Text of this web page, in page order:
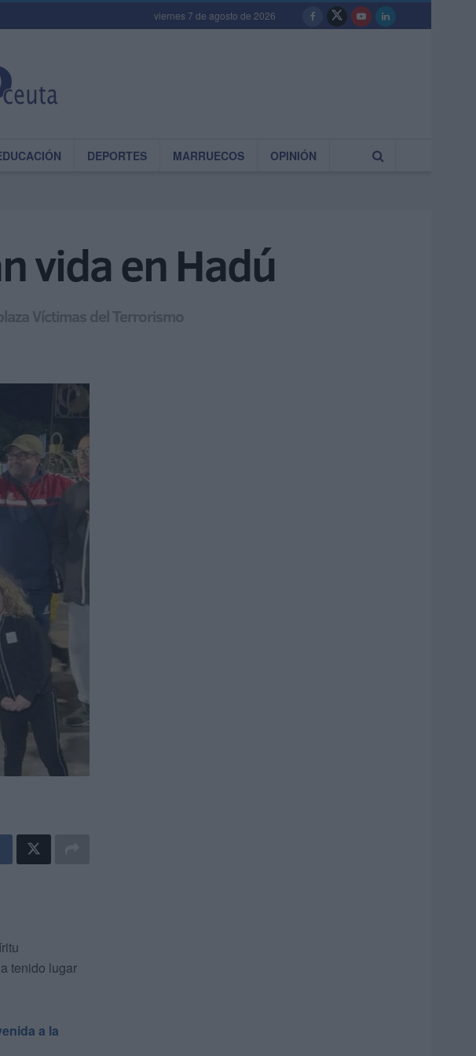
viernes 7 de agosto de 2026
DEPORTES MARRUECOS OPINIÓN
vida en Hadú
Víctimas del Terrorismo
tenido lugar
a la